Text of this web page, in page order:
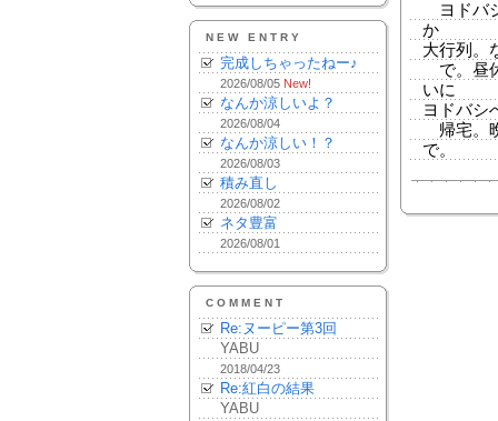
NEW ENTRY
完成しちゃったねー♪
2026/08/05 New!
なんか涼しいよ？
2026/08/04
なんか涼しい！？
2026/08/03
積み直し
2026/08/02
ネタ豊富
2026/08/01
COMMENT
Re:ヌーピー第3回
YABU
2018/04/23
Re:紅白の結果
YABU
ヨドバ
か
大行列。
で。昼
いに
ヨドバシ
帰宅。
で。